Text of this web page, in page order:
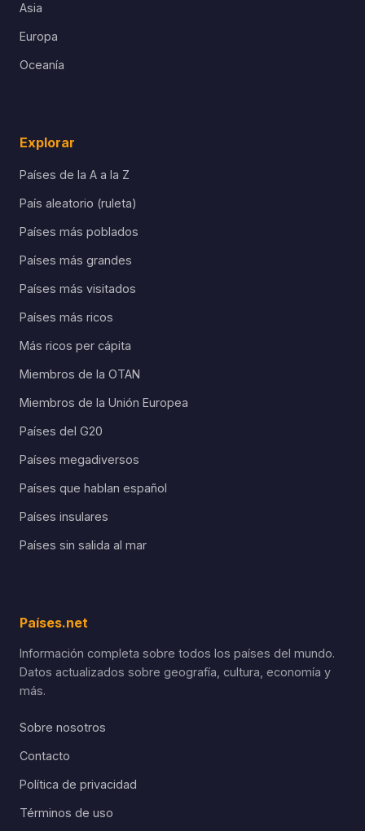
Asia
Europa
Oceanía
Explorar
Países de la A a la Z
País aleatorio (ruleta)
Países más poblados
Países más grandes
Países más visitados
Países más ricos
Más ricos per cápita
Miembros de la OTAN
Miembros de la Unión Europea
Países del G20
Países megadiversos
Países que hablan español
Países insulares
Países sin salida al mar
Países.net
Información completa sobre todos los países del mundo.
Datos actualizados sobre geografía, cultura, economía y
más.
Sobre nosotros
Contacto
Política de privacidad
Términos de uso